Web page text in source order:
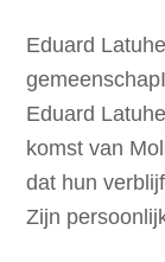
Eduard
Eduard
komst van
dat hun
Zijn